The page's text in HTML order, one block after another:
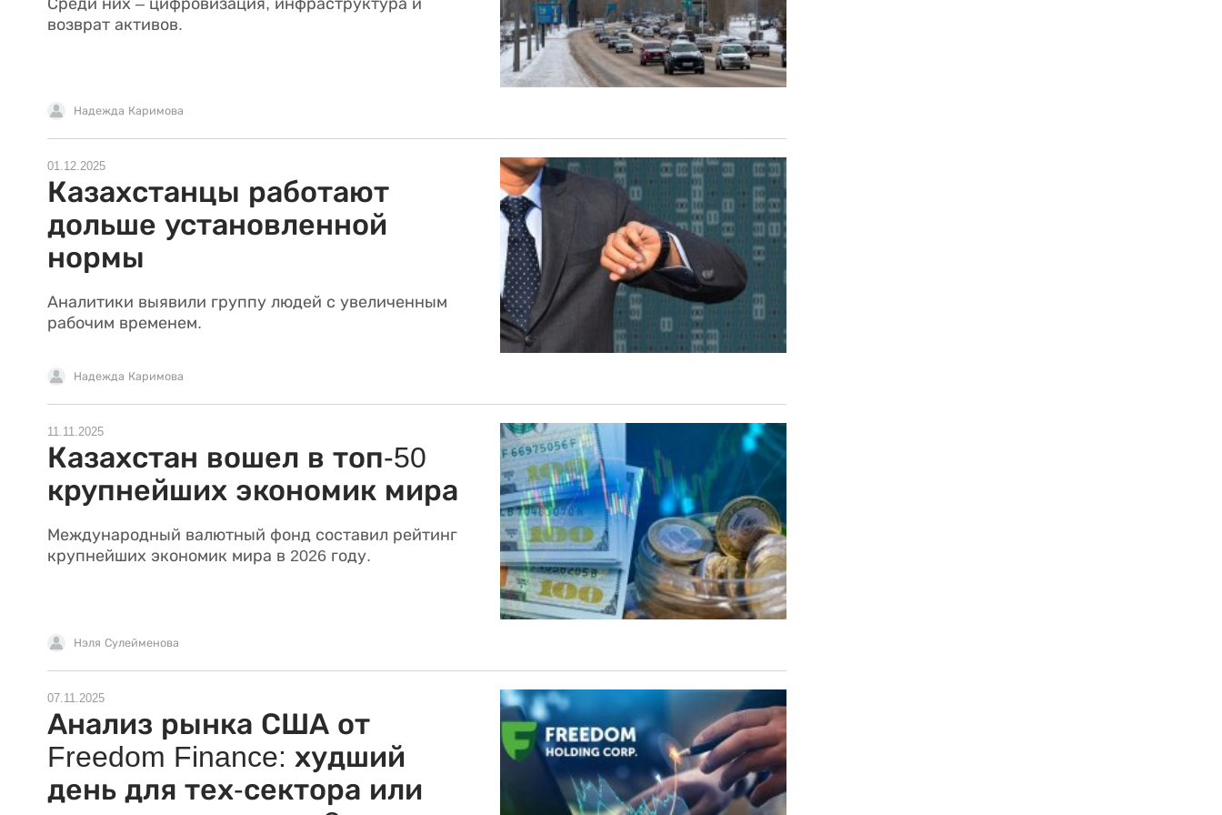
возврат активов.
Надежда Каримова
01.12.2025
Казахстанцы работают
дольше установленной
нормы
Аналитики выявили группу людей с увеличенным
рабочим временем.
Надежда Каримова
11.11.2025
Казахстан вошел в топ-50
крупнейших экономик мира
Международный валютный фонд составил рейтинг
крупнейших экономик мира в 2026 году.
Нэля Сулейменова
07.11.2025
Анализ рынка США от
Freedom Finance: худший
день для тех-сектора или